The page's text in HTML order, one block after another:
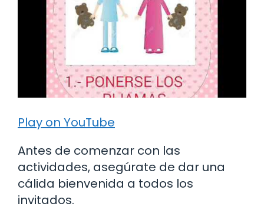
Play on YouTube
Antes de comenzar con las
actividades, asegúrate de dar una
cálida bienvenida a todos los
invitados.